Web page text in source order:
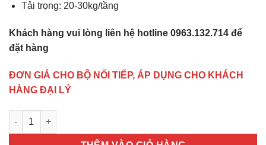
Tải trọng: 20-30kg/tầng
Khách hàng vui lòng liên hệ hotline 0963.132.714 để
đặt hàng
ĐƠN GIÁ CHO BỘ NỐI TIẾP, ÁP DỤNG CHO KHÁCH
HÀNG ĐẠI LÝ
Kệ siêu thị vách lưới 6 tầng đơn áp tường D120 x R50 x C210